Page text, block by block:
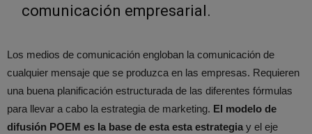
comunicación empresarial.
Los medios de comunicación engloban la comunicación de
cualquier mensaje que se produzca en las empresas. Requieren
una buena planificación estructurada de las diferentes fórmulas
para llevar a cabo la estrategia de marketing. El modelo de
difusión POEM es la base de esta esta estrategia y el eje